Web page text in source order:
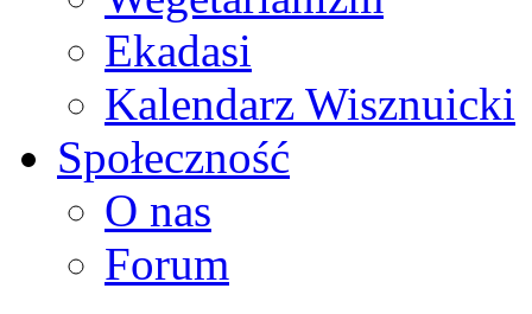
Ekadasi
Kalendarz Wisznuicki
Społeczność
O nas
Forum